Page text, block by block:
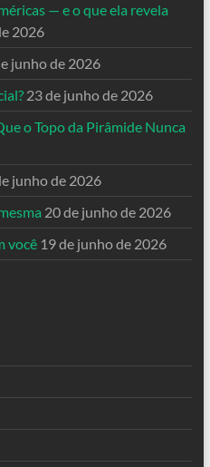
— e o que ela revela
2026
junho de 2026
23 de junho de 2026
o Topo da Pirâmide Nunca
junho de 2026
20 de junho de 2026
você 19 de junho de 2026